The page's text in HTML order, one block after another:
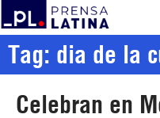
Tag: dia de la
Celebran en